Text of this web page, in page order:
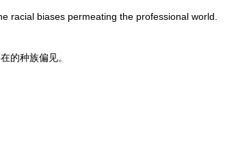
racial biases permeating the professional world.
的种族偏见。